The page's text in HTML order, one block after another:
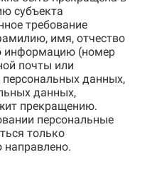
субъекта
требование
имя, отчество
информацию (номер
почты или
данных,
данных,
прекращению.
персональные
только
направлено.